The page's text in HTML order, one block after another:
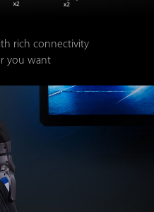
rich connectivity
you want